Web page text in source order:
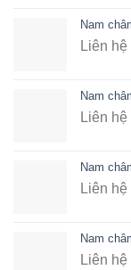
Nam
Liên hệ
Nam
Liên hệ
Nam
Liên hệ
Nam
Liên hệ